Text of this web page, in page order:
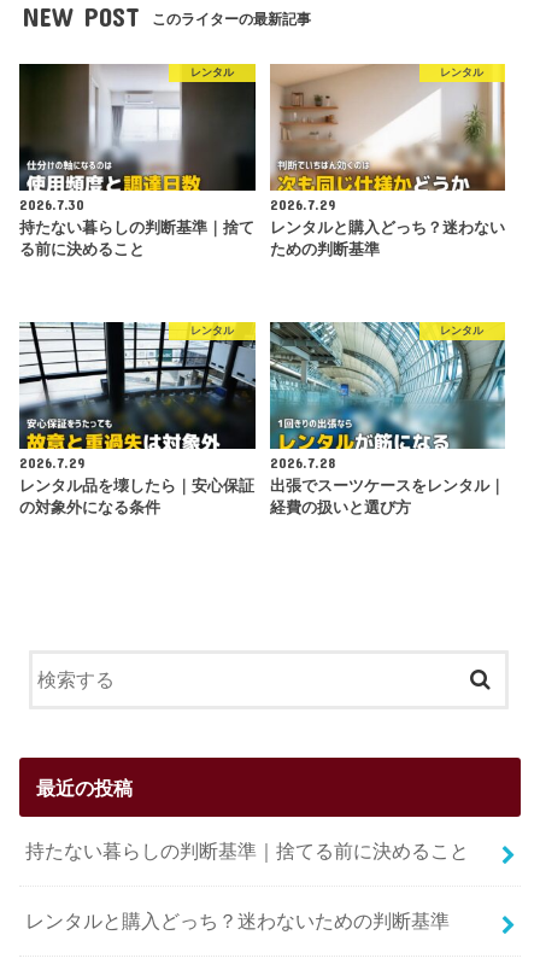
NEW POST このライターの最新記事
レンタル
2026.7.30
持たない暮らしの判断基準｜捨て
る前に決めること
レンタル
2026.7.29
レンタルと購入どっち？迷わない
ための判断基準
レンタル
2026.7.29
レンタル品を壊したら｜安心保証
の対象外になる条件
レンタル
2026.7.28
出張でスーツケースをレンタル｜
経費の扱いと選び方
最近の投稿
持たない暮らしの判断基準｜捨てる前に決めること
レンタルと購入どっち？迷わないための判断基準